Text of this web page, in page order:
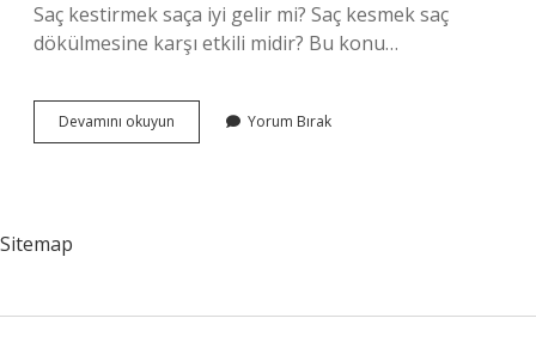
Saç kestirmek saça iyi gelir mi? Saç kesmek saç
dökülmesine karşı etkili midir? Bu konu…
Devamını okuyun Yıpranmış
Saç
Yorum Bırak
Sitemap